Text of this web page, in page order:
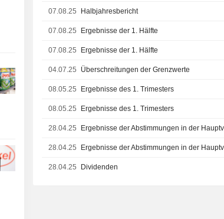
07.08.25 Halbjahresbericht
07.08.25 Ergebnisse der 1. Hälfte
07.08.25 Ergebnisse der 1. Hälfte
04.07.25 Überschreitungen der Grenzwerte
08.05.25 Ergebnisse des 1. Trimesters
08.05.25 Ergebnisse des 1. Trimesters
28.04.25 Ergebnisse der Abstimmungen in der
28.04.25 Ergebnisse der Abstimmungen in der
28.04.25 Dividenden